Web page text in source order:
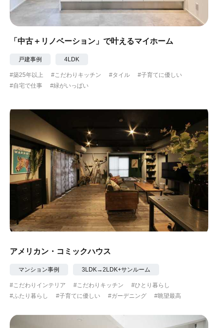
「中古＋リノベーション」で叶えるマイホーム
戸建事例 4LDK
#築25年以上 #こだわりキッチン #タイル
#子育てに優しい
#自宅で仕事
#緑がいっぱい
アメリカン・コミックハウス
マンション事例 3LDK→2LDK+サンルーム
#こだわりインテリア #こだわりキッチン
#ひとり暮らし
#ふたり暮らし
#子育てに優しい #ガーデニング #眺望最高